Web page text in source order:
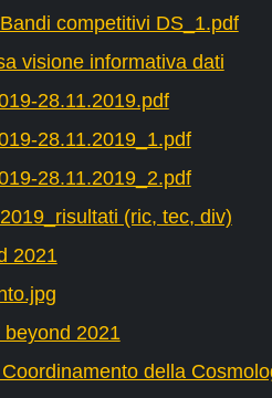
competitivi DS_1.pdf
visione informativa dati
28.11.2019.pdf
28.11.2019_1.pdf
28.11.2019_2.pdf
(ric, tec, div)
2021
2021
della